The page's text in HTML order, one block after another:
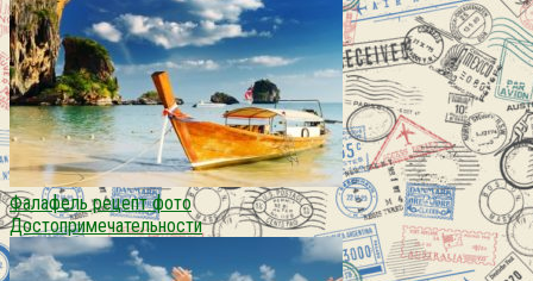
Фалафель рецепт фото
Достопримечательности